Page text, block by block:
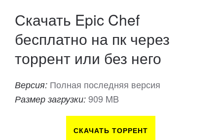
Скачать Epic Chef
бесплатно на пк через
торрент или без него
Версия: Полная последняя версия
Размер загрузки: 909 MB
СКАЧАТЬ ТОРРЕНТ